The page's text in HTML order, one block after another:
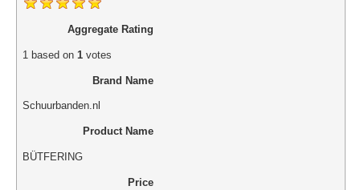
Aggregate Rating
1 based on 1votes
Brand Name
Schuurbanden.nl
Product Name
BÜTFERING
Price